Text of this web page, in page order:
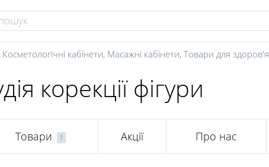
Косметологічні кабінети, Масажні кабінети, Товари для здоров'я
корекції фігури
Товари 1 Акції Про нас